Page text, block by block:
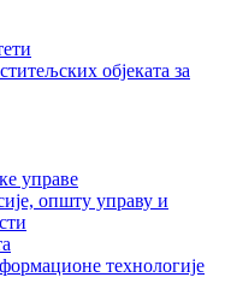
објеката за
управе
општу управу и
технологије